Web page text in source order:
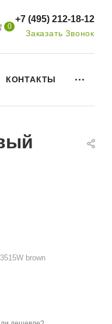
0
+7 (495) 212-18-12
Заказать Звонок
КОНТАКТЫ
brown